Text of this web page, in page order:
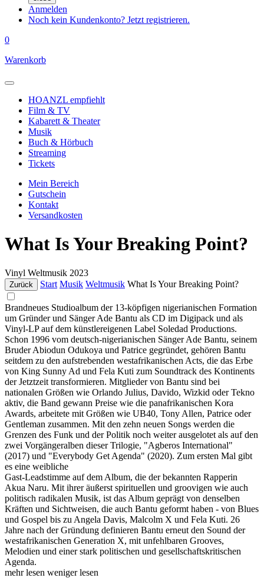
Anmelden
Noch kein Kundenkonto? Jetzt registrieren.
0
Warenkorb
HOANZL empfiehlt
Film & TV
Kabarett & Theater
Musik
Buch & Hörbuch
Streaming
Tickets
Mein Bereich
Gutschein
Kontakt
Versandkosten
What Is Your Breaking Point?
Vinyl Weltmusik 2023
Zurück Start Musik Weltmusik What Is Your Breaking Point?
Brandneues Studioalbum der 13-köpfigen nigerianischen Formation
um Gründer und Sänger Ade Bantu als CD im Digipack und als
Vinyl-LP auf dem künstlereigenen Label Soledad Productions.
Schon 1996 vom deutsch-nigerianischen Sänger Ade Bantu, seinem
Bruder Abiodun Odukoya und Patrice gegründet, gehören Bantu
seitdem zu den aufstrebenden westafrikanischen Acts, die das Erbe
von King Sunny Ad und Fela Kuti zum Soundtrack des Kontinents
der Jetztzeit transformieren. Mitglieder von Bantu sind bei
nationalen Größen wie Orlando Julius, Davido, Wizkid oder Tekno
aktiv, die Band gewann Preise wie die panafrikanischen Kora
Awards, arbeitete mit Größen wie UB40, Tony Allen, Patrice oder
Gentleman zusammen. Mit den zehn neuen Songs werden die
Grenzen des Funk und der Politik noch weiter ausgelotet als auf den
zwei Vorgängeralben dieser Trilogie, "Agberos International"
(2017) und "Everybody Get Agenda" (2020). Zum ersten Mal gibt
es eine weibliche
Gast-Leadstimme auf dem Album, die der bekannten Rapperin
Akua Naru. Mit ihrer äußerst spirituellen und groovigen wie auch
politisch radikalen Musik, ist das Album geprägt von denselben
Kräften und Sichtweisen, die auch Bantu geformt haben - von Blues
und Gospel bis zu Angela Davis, Malcolm X und Fela Kuti. 26
Jahre nach der Gründung definieren Bantu erneut den Sound der
westafrikanischen Generation X, mit unfehlbaren Grooves,
Melodien und einer stark politischen und gesellschaftskritischen
Agenda.
mehr lesen weniger lesen